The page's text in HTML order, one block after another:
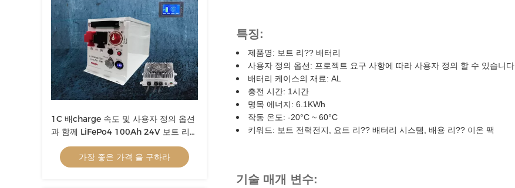
1C 배charge 속도 및 사용자 정의 옵션
과 함께 LiFePo4 100Ah 24V 보트 리??
배터리
가장 좋은 가격 을 구하라
특징:
제품명: 보트 리?? 배터리
사용자 정의 옵션: 프로젝트 요구 사항에 따라 사용자 정의 할 수 있습니다
배터리 케이스의 재료: AL
충전 시간: 1시간
명목 에너지: 6.1KWh
작동 온도: -20°C ~ 60°C
키워드: 보트 전력전지, 요트 리?? 배터리 시스템, 배용 리?? 이온 팩
기술 매개 변수: